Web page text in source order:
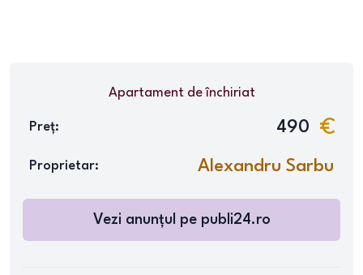
Apartamentde închiriat
Preț: 490
Proprietar: Alexandru Sarbu
Vezi anunțul pe publi24.ro